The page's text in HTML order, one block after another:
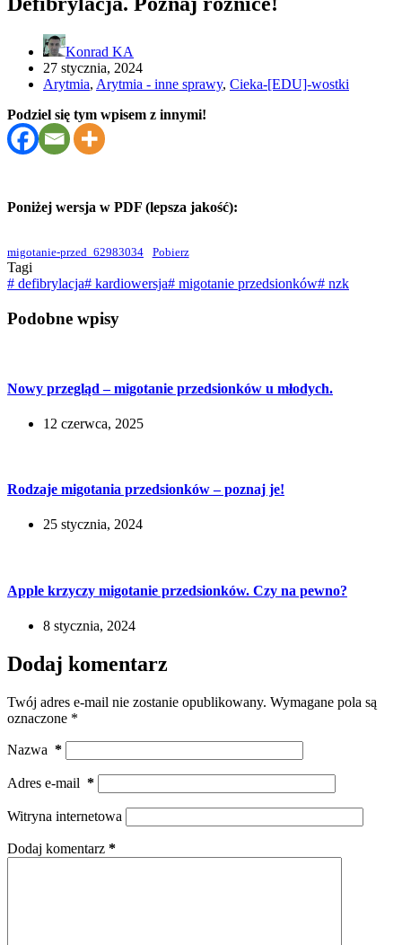
Konrad KA
27 stycznia, 2024
Arytmia, Arytmia - inne sprawy, Cieka-[EDU]-wostki
Podziel się tym wpisem z innymi!
Poniżej wersja w PDF (lepsza jakość):
migotanie-przed_62983034 Pobierz
Tagi
# defibrylacja# kardiowersja# migotanie przedsionków# nzk
Podobne wpisy
Nowy przegląd – migotanie przedsionków u młodych.
12 czerwca, 2025
Rodzaje migotania przedsionków – poznaj je!
25 stycznia, 2024
Apple krzyczy migotanie przedsionków. Czy na pewno?
8 stycznia, 2024
Dodaj komentarz
Twój adres e-mail nie zostanie opublikowany. Wymagane pola są
oznaczone *
Nazwa *
Adres e-mail *
Witryna internetowa
Dodaj komentarz *